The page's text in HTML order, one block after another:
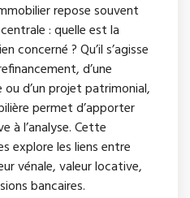
repose souvent
: quelle est la
concerné ? Qu’il s’agisse
d’une
d’un projet patrimonial,
permet d’apporter
à l’analyse. Cette
explore les liens entre
vénale, valeur locative,
bancaires.